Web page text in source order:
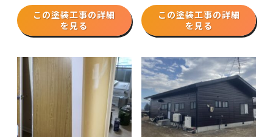
この塗装工事の詳細
を見る
この塗装工事の詳細
を見る